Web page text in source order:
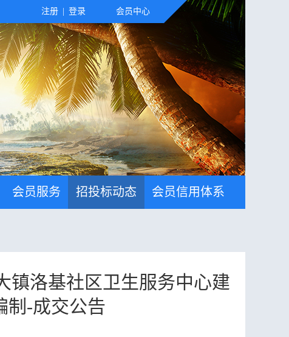
注册 登录 会员中心
会员服务 招投标动态 会员信用体系
镇洛基社区卫生服务中心建
制-成交公告